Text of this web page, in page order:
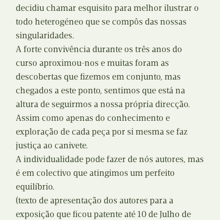
decidiu chamar esquisito para melhor ilustrar o
todo heterogéneo que se compôs das nossas
singularidades.
A forte convivência durante os três anos do
curso aproximou-nos e muitas foram as
descobertas que fizemos em conjunto, mas
chegados a este ponto, sentimos que está na
altura de seguirmos a nossa própria direcção.
Assim como apenas do conhecimento e
exploração de cada peça por si mesma se faz
justiça ao canivete.
A individualidade pode fazer de nós autores, mas
é em colectivo que atingimos um perfeito
equilíbrio.
(texto de apresentação dos autores para a
exposição que ficou patente até 10 de Julho de